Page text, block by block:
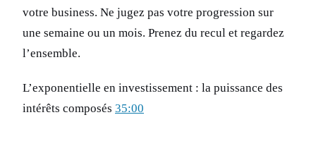
votre business. Ne jugez pas votre progression sur
une semaine ou un mois. Prenez du recul et regardez
l’ensemble.
L’exponentielle en investissement : la puissance des
intérêts composés 35:00